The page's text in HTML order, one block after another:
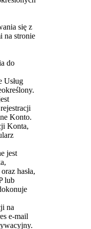
się z
na stronie
do
Usług
Konto.
Konta,
jest
hasła,
lub
na
e-mail